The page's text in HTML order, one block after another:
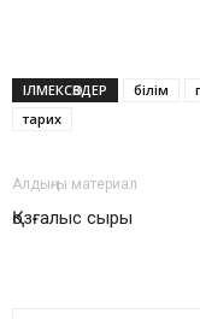
ІЛМЕКСӨЗДЕР білім
тарих
Алдыңғы материал
Қозғалыс сыры